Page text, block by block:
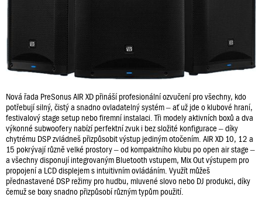
Nová řada PreSonus AIR XD přináší profesionální ozvučení pro všechny, kdo
potřebují silný, čistý a snadno ovladatelný systém – ať už jde o klubové hraní,
festivalový stage setup nebo firemní instalaci. Tři modely aktivních boxů a dva
výkonné subwoofery nabízí perfektní zvuk i bez složité konfigurace – díky
chytrému DSP zvládneš přizpůsobit výstup jediným otočením. AIR XD 10, 12 a
15 pokrývají různě velké prostory – od kompaktního klubu po open air stage –
a všechny disponují integrovaným Bluetooth vstupem, Mix Out výstupem pro
propojení a LCD displejem s intuitivním ovládáním. Využít můžeš
přednastavené DSP režimy pro hudbu, mluvené slovo nebo DJ produkci, díky
čemuž se boxy snadno přizpůsobí různým typům použití.